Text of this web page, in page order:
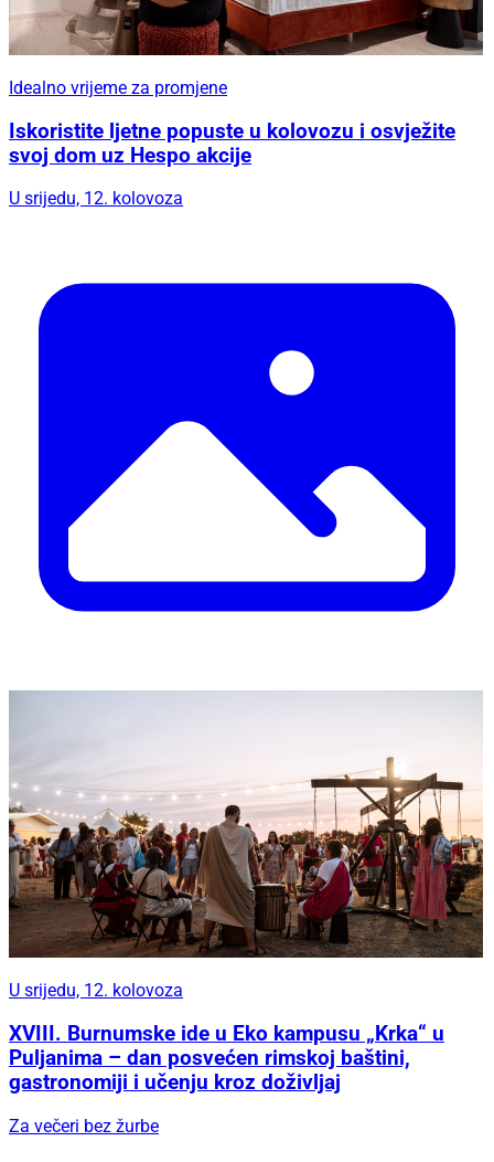
Idealno vrijeme za promjene
Iskoristite ljetne popuste u kolovozu i osvježite
svoj dom uz Hespo akcije
U srijedu, 12. kolovoza
U srijedu, 12. kolovoza
XVIII. Burnumske ide u Eko kampusu „Krka“ u
Puljanima – dan posvećen rimskoj baštini,
gastronomiji i učenju kroz doživljaj
Za večeri bez žurbe